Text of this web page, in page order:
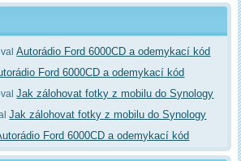
Autorádio Ford 6000CD a odemykací kód
Ford 6000CD a odemykací kód
Jak zálohovat fotky z mobilu do Synology
Jak zálohovat fotky z mobilu do Synology
Ford 6000CD a odemykací kód